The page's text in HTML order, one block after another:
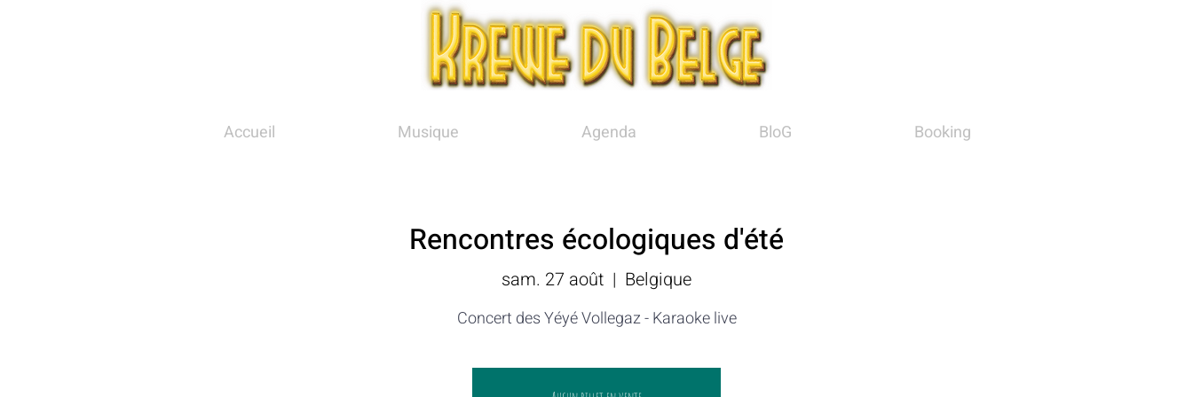
Accueil Musique Agenda BloG Booking
Rencontres écologiques d'été
sam. 27 août
  |
Belgique
Concert des Yéyé Vollegaz - Karaoke live